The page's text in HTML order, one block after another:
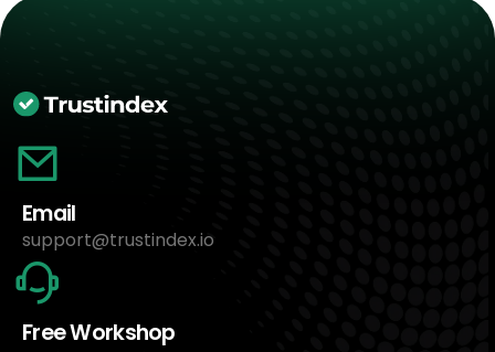
Email
support@trustindex.io
Free Workshop